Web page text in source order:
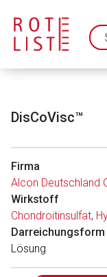
DisCoVisc™
Firma
Alcon Deutschland
Wirkstoff
Chondroitinsulfat,
Darreichungsform
Lösung